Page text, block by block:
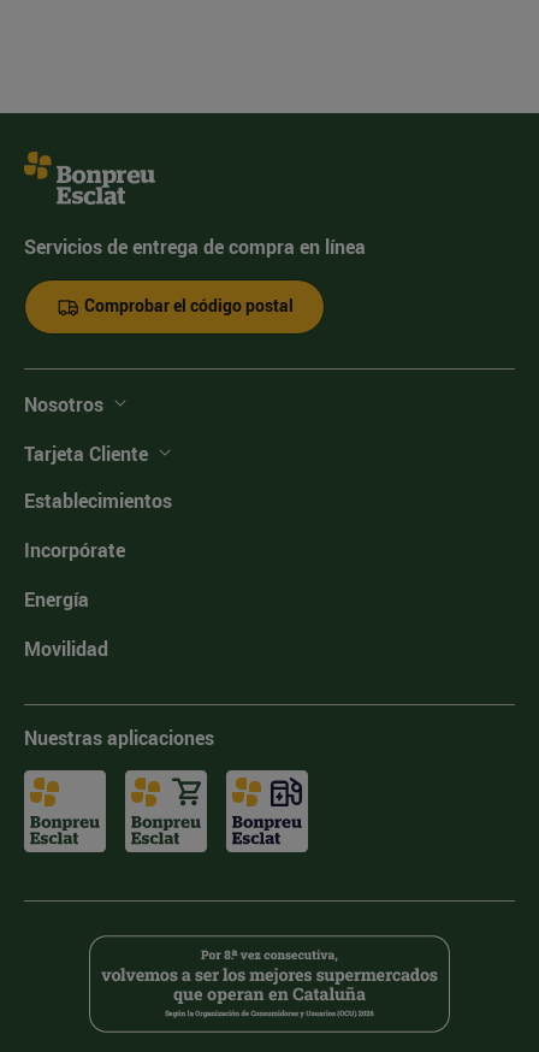
Servicios de entrega de compra en línea
Comprobar el código postal
Nosotros
Tarjeta Cliente
Establecimientos
Incorpórate
Energía
Movilidad
Nuestras aplicaciones